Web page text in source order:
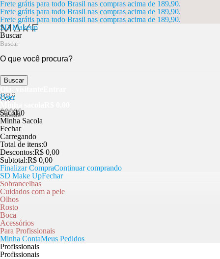
Frete grátis para todo Brasil nas compras acima de 189,90.
Frete grátis para todo Brasil nas compras acima de 189,90.
Frete grátis para todo Brasil nas compras acima de 189,90.
SD Makeup
Buscar
Buscar
User
Sacola0
Minha Sacola
Fechar
Carregando
Total de itens:0
Descontos:R$ 0,00
Subtotal:R$ 0,00
Finalizar CompraContinuar comprando
SD Make UpFechar
Sobrancelhas
Cuidados com a pele
Olhos
Rosto
Boca
Acessórios
Para Profissionais
Minha ContaMeus Pedidos
Profissionais
Profissionais